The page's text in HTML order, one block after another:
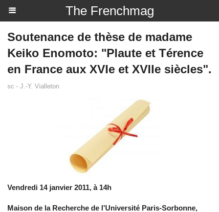
The Frenchmag
Soutenance de thèse de madame
Keiko Enomoto: "Plaute et Térence
en France aux XVIe et XVIIe siècles".
sc - J.-Y. Vialleton
Vendredi 14 janvier 2011, à 14h
Maison de la Recherche de l’Université Paris-Sorbonne,